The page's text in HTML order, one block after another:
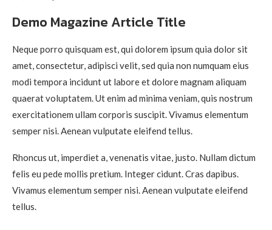
Demo Magazine Article Title
Neque porro quisquam est, qui dolorem ipsum quia dolor sit
amet, consectetur, adipisci velit, sed quia non numquam eius
modi tempora incidunt ut labore et dolore magnam aliquam
quaerat voluptatem. Ut enim ad minima veniam, quis nostrum
exercitationem ullam corporis suscipit. Vivamus elementum
semper nisi. Aenean vulputate eleifend tellus.
Rhoncus ut, imperdiet a, venenatis vitae, justo. Nullam dictum
felis eu pede mollis pretium. Integer cidunt. Cras dapibus.
Vivamus elementum semper nisi. Aenean vulputate eleifend
tellus.